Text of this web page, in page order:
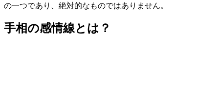
の一つであり、絶対的なものではありません。
手相の感情線とは？